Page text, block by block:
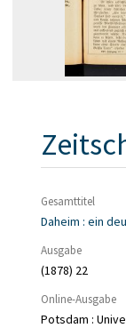
Gesamttitel
Daheim : ein
Ausgabe
(1878) 22
Online-Ausgabe
Potsdam :